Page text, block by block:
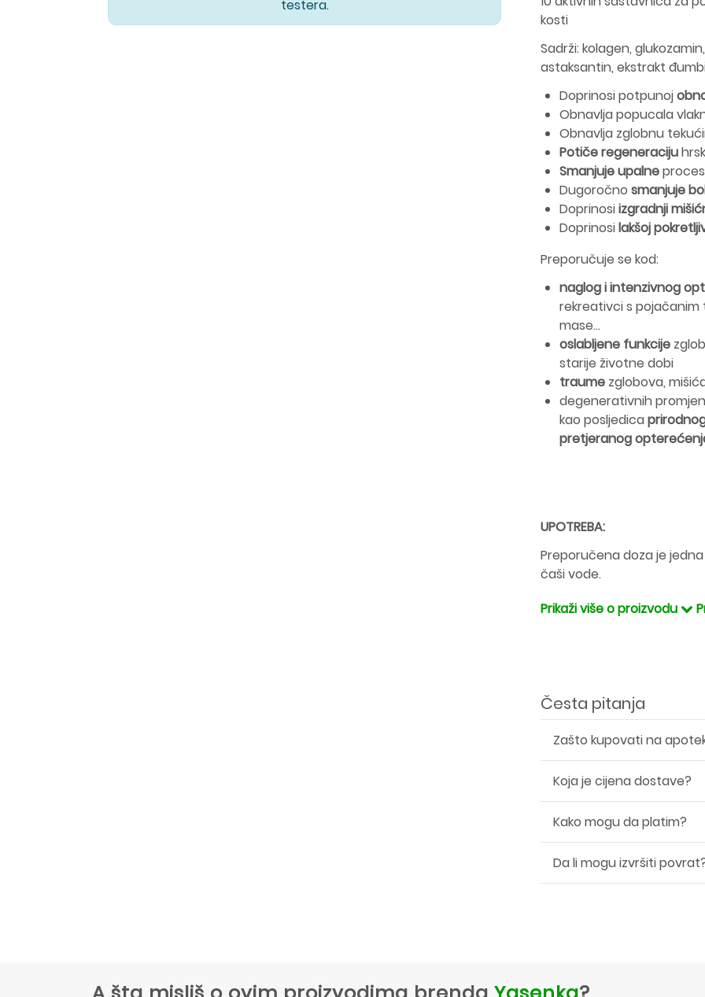
testera.
kosti
Sadrži: kolagen,
astaksantin, ekstrakt
Doprinosi potpunoj
Obnavlja popucala
Obnavlja zglobnu
Potiče regeneraciju
Smanjuje upalne
Dugoročno smanjuje
Doprinosiizgradnji
Doprinosilakšoj
Preporučuje se kod:
naglog i intenzivnog
rekreativci s pojačanim
mase…
oslabljene funkcije
starije životne dobi
traume zglobova,
degenerativnih
kao posljedica
pretjeranog
UPOTREBA:
Preporučena doza je
čaši vode.
Prikaži više o proizvodu
Česta pitanja
Zašto kupovati na
Koja je cijena dostave?
Kako mogu da platim?
Da li mogu izvršiti